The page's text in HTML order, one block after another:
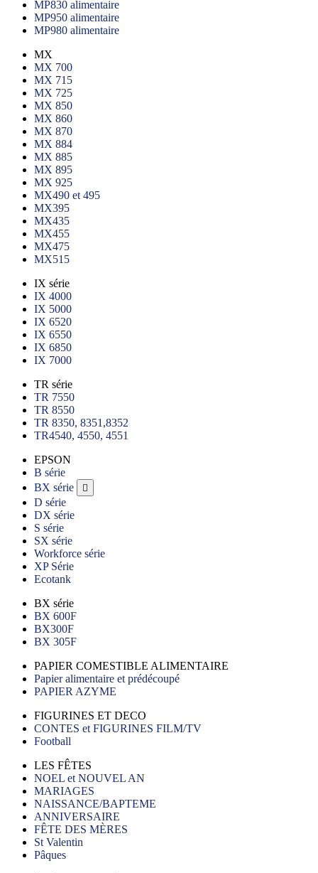
MP830 alimentaire
MP950 alimentaire
MP980 alimentaire
MX
MX 700
MX 715
MX 725
MX 850
MX 860
MX 870
MX 884
MX 885
MX 895
MX 925
MX490 et 495
MX395
MX435
MX455
MX475
MX515
IX série
IX 4000
IX 5000
IX 6520
IX 6550
IX 6850
IX 7000
TR série
TR 7550
TR 8550
TR 8350, 8351,8352
TR4540, 4550, 4551
EPSON
B série
BX série

D série
DX série
S série
SX série
Workforce série
XP Série
Ecotank
BX série
BX 600F
BX300F
BX 305F
PAPIER COMESTIBLE ALIMENTAIRE
Papier alimentaire et prédécoupé
PAPIER AZYME
FIGURINES ET DECO
CONTES et FIGURINES FILM/TV
Football
LES FÊTES
NOEL et NOUVEL AN
MARIAGES
NAISSANCE/BAPTEME
ANNIVERSAIRE
FÊTE DES MÈRES
St Valentin
Pâques